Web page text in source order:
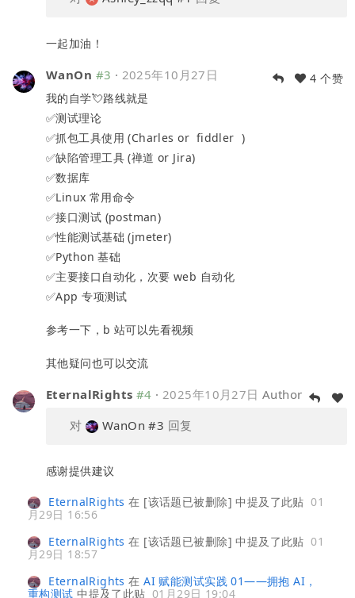
一起加油！
WanOn #3 · 2025年10月27日
4 个赞
我的自学💘路线就是
✅测试理论
✅抓包工具使用 (Charles or fiddler )
✅缺陷管理工具 (禅道 or Jira)
✅数据库
✅Linux 常用命令
✅接口测试 (postman)
✅性能测试基础 (jmeter)
✅Python 基础
✅主要接口自动化，次要 web 自动化
✅App 专项测试
参考一下，b 站可以先看视频
其他疑问也可以交流
EternalRights #4 · 2025年10月27日 Author
对
WanOn #3 回复
感谢提供建议
EternalRights 在 [该话题已被删除]中提及了此贴 01
月29日 16:56
EternalRights 在 [该话题已被删除]中提及了此贴 01
月29日 18:57
EternalRights 在AI 赋能测试实践 01——拥抱 AI，
重构测试 中提及了此贴 01月29日 19:04